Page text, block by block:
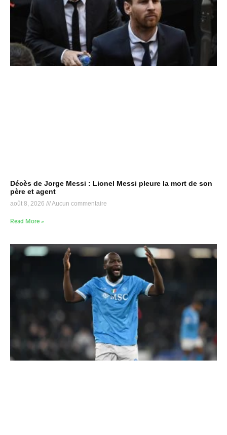
Décès de Jorge Messi : Lionel Messi pleure la mort de son
père et agent
août 8, 2026 Aucun commentaire
Read More »